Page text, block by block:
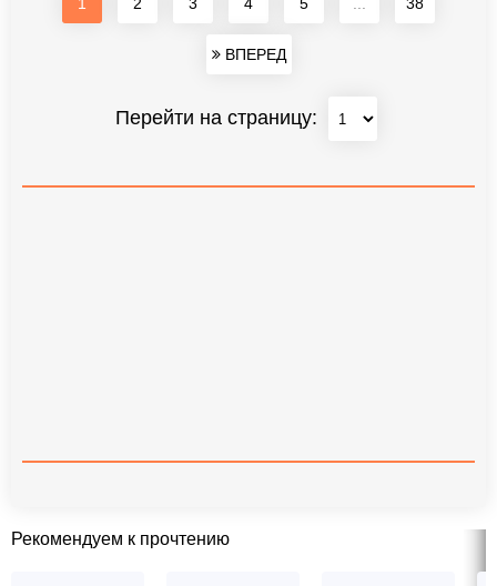
ВПЕРЕД
Перейти на страницу:
Рекомендуем к прочтению